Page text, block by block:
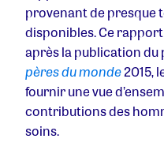
provenant de presque
disponibles. Ce
après la publication
pères du monde2015,
fournir une vue
contributions des
soins.